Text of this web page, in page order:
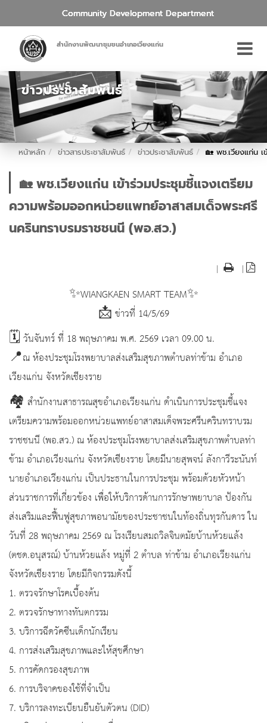
Community Development Department
สำนักงานพัฒนาชุมชนอำเภอเวียงแก่น
ข่าวประชาสัมพันธ์
หน้าหลัก ข่าวสารประชาสัมพันธ์ ข่าวประชาสัมพันธ์ 🏡 พช.เวียงแก่น
🏡 พช.เวียงแก่น เข้าร่วมประชุมชี้แจงเตรียม
ความพร้อมออกหน่วยแพทย์อาสาสมเด็จพระศรี
นครินทราบรมราชชนนี (พอ.สว.)
| |
✨WIANGKAEN SMART TEAM✨
📩 ข่าวที่ 14/5/69
🗓️ วันจันทร์ ที่ 18 พฤษภาคม พ.ศ. 2569 เวลา 09.00 น.
📍ณ ห้องประชุมโรงพยาบาลส่งเสริมสุขภาพตำบลท่าข้าม อำเภอ
เวียงแก่น จังหวัดเชียงราย
🏘 สำนักงานสาธารณสุขอำเภอเวียงแก่น ดำเนินการประชุมชี้แจง
เตรียมความพร้อมออกหน่วยแพทย์อาสาสมเด็จพระศรีนครินทราบรม
ราชชนนี (พอ.สว.) ณ ห้องประชุมโรงพยาบาลส่งเสริมสุขภาพตำบลท่า
ข้าม อำเภอเวียงแก่น จังหวัดเชียงราย โดยมีนายสุพจน์ ลังกาวีระนันท์
นายอำเภอเวียงแก่น เป็นประธานในการประชุม พร้อมด้วยหัวหน้า
ส่วนราชการที่เกี่ยวข้อง เพื่อให้บริการด้านการรักษาพยาบาล ป้องกัน
ส่งเสริมและฟื้นฟูสุขภาพอนามัยของประชาชนในท้องถิ่นทุรกันดาร ใน
วันที่ 28 พฤษภาคม 2569 ณ โรงเรียนสมถวิลจินตมัยบ้านห้วยแล้ง
(ตชด.อนุสรณ์) บ้านห้วยแล้ง หมู่ที่ 2 ตำบล ท่าข้าม อำเภอเวียงแก่น
จังหวัดเชียงราย โดยมีกิจกรรมดังนี้
1. ตรวจรักษาโรคเบื้องต้น
2. ตรวจรักษาทางทันตกรรม
3. บริการฉีดวัคซีนเด็กนักเรียน
4. การส่งเสริมสุขภาพและให้สุขศึกษา
5. การคัดกรองสุขภาพ
6. การบริจาคของใช้ที่จําเป็น
7. บริการลงทะเบียนยืนยันตัวตน (DID)